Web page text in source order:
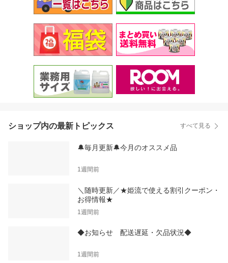
ショップ内の最新トピックス すべて見る
🔔毎月更新🔔今月のオススメ品
1週間前
＼随時更新／★姫流で使える割引クーポン・
お得情報★
1週間前
◆お知らせ 配送遅延・欠品状況◆
1週間前